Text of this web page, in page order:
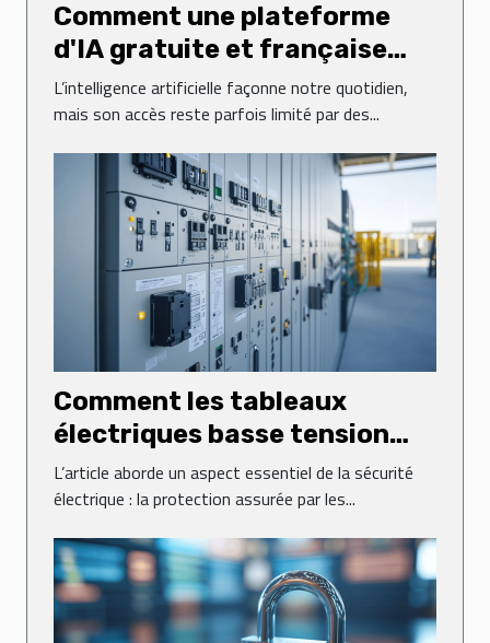
Comment une plateforme
d'IA gratuite et française
transforme-t-elle l'accès à la
technologie ?
L’intelligence artificielle façonne notre quotidien,
mais son accès reste parfois limité par des...
Comment les tableaux
électriques basse tension
sécurisent-ils vos
installations ?
L’article aborde un aspect essentiel de la sécurité
électrique : la protection assurée par les...